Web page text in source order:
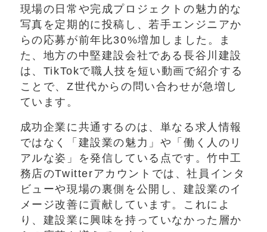
現場の日常や完成プロジェクトの魅力的な
写真を定期的に投稿し、若手エンジニアか
らの応募が前年比30%増加しました。ま
た、地方の中堅建設会社である長谷川建設
は、TikTokで職人技を短い動画で紹介する
ことで、Z世代からの問い合わせが急増し
ています。
成功企業に共通するのは、単なる求人情報
ではなく「建設業の魅力」や「働く人のリ
アルな姿」を発信している点です。竹中工
務店のTwitterアカウントでは、社員インタ
ビューや現場の裏側を公開し、建設業のイ
メージ改善に貢献しています。これによ
り、建設業に興味を持っていなかった層か